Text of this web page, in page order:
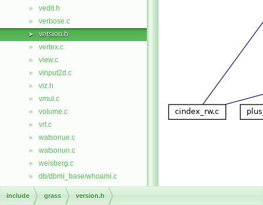
► vedit.h
► verbose.c
► version.h
► vertex.c
► view.c
► vinput2d.c
► viz.h
► vmul.c
► volume.c
► vrt.c
► watsonue.c
► watsonun.c
► weisberg.c
► db/dbmi_base/whoami.c
►
gis/whoami.c
win32_pipes.c
include grass version.h